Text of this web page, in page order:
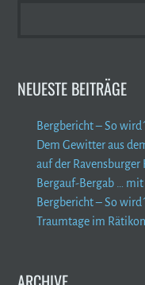
NEUESTE BEITRÄGE
Bergbericht – So
Dem Gewitter aus
auf der Ravensburger
Bergauf-Bergab …
Bergbericht – So
Traumtage im Rätikon